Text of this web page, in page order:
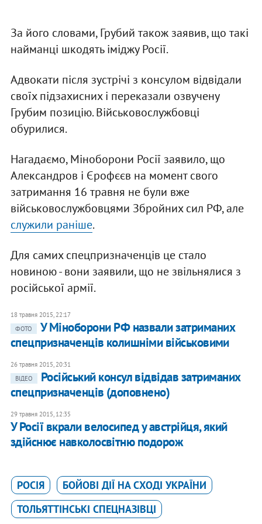
За його словами, Грубий також заявив, що такі
найманці шкодять іміджу Росії.
Адвокати після зустрічі з консулом відвідали
своїх підзахисних і переказали озвучену
Грубим позицію. Військовослужбовці
обурилися.
Нагадаємо, Міноборони Росії заявило, що
Александров і Єрофєєв на момент свого
затримання 16 травня не були вже
військовослужбовцями Збройних сил РФ, але
служили раніше.
Для самих спецпризначенців це стало
новиною - вони заявили, що не звільнялися з
російської армії.
18 травня 2015, 22:17
ФОТО
У Міноборони РФ назвали затриманих
спецпризначенців колишніми військовими
26 травня 2015, 20:31
ВІДЕО
Російський консул відвідав затриманих
спецпризначенців (доповнено)
29 травня 2015, 12:35
У Росії вкрали велосипед у австрійця, який
здійснює навколосвітню подорож
РОСІЯ
БОЙОВІ ДІЇ НА СХОДІ УКРАЇНИ
ТОЛЬЯТТІНСЬКІ СПЕЦНАЗІВЦІ